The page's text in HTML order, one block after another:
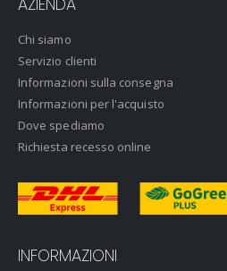
Chi siamo
Servizio clienti
Informazioni sulla consegna
Informazioni per l'acquisto
Dove spediamo
Richiesta recesso online
INFORMAZIONI